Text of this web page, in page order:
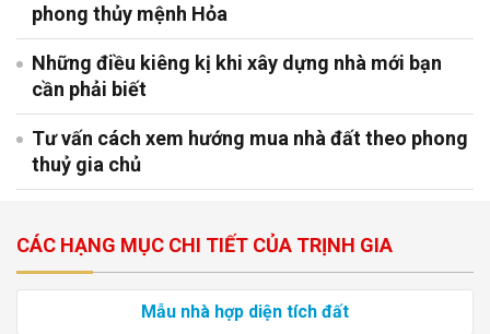
phong thủy mệnh Hỏa
Những điều kiêng kị khi xây dựng nhà mới bạn
cần phải biết
Tư vấn cách xem hướng mua nhà đất theo phong
thuỷ gia chủ
CÁC HẠNG MỤC CHI TIẾT CỦA TRỊNH GIA
Mẫu nhà hợp diện tích đất